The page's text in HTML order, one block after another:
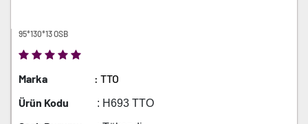
95*130*13 OSB
Marka
: TTO
Ürün Kodu
: H693 TTO